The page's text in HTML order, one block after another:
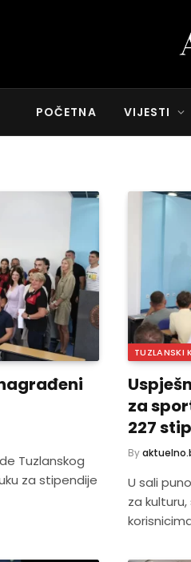
POČETNA VIJESTI
Tuzlanskog
za stipendije
TUZLANSKI
za
227
By
U sali
za